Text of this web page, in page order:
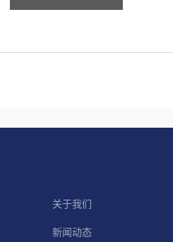
关于我们
新闻动态